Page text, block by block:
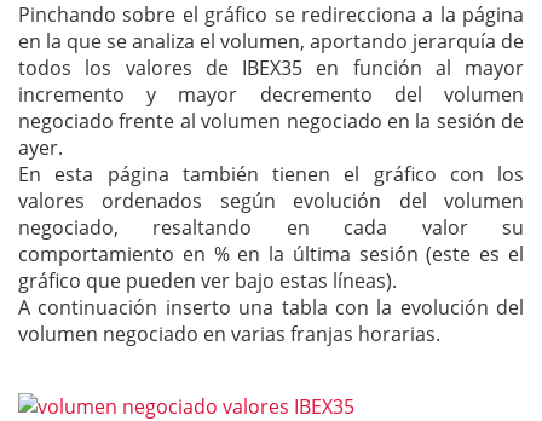
Pinchando sobre el gráfico se redirecciona a la página
en la que se analiza el volumen, aportando jerarquía de
todos los valores de IBEX35 en función al mayor
incremento y mayor decremento del volumen
negociado frente al volumen negociado en la sesión de
ayer.
En esta página también tienen el gráfico con los
valores ordenados según evolución del volumen
negociado, resaltando en cada valor su
comportamiento en % en la última sesión (este es el
gráfico que pueden ver bajo estas líneas).
A continuación inserto una tabla con la evolución del
volumen negociado en varias franjas horarias.